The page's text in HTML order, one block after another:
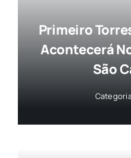
Primeiro
Acontecerá
São